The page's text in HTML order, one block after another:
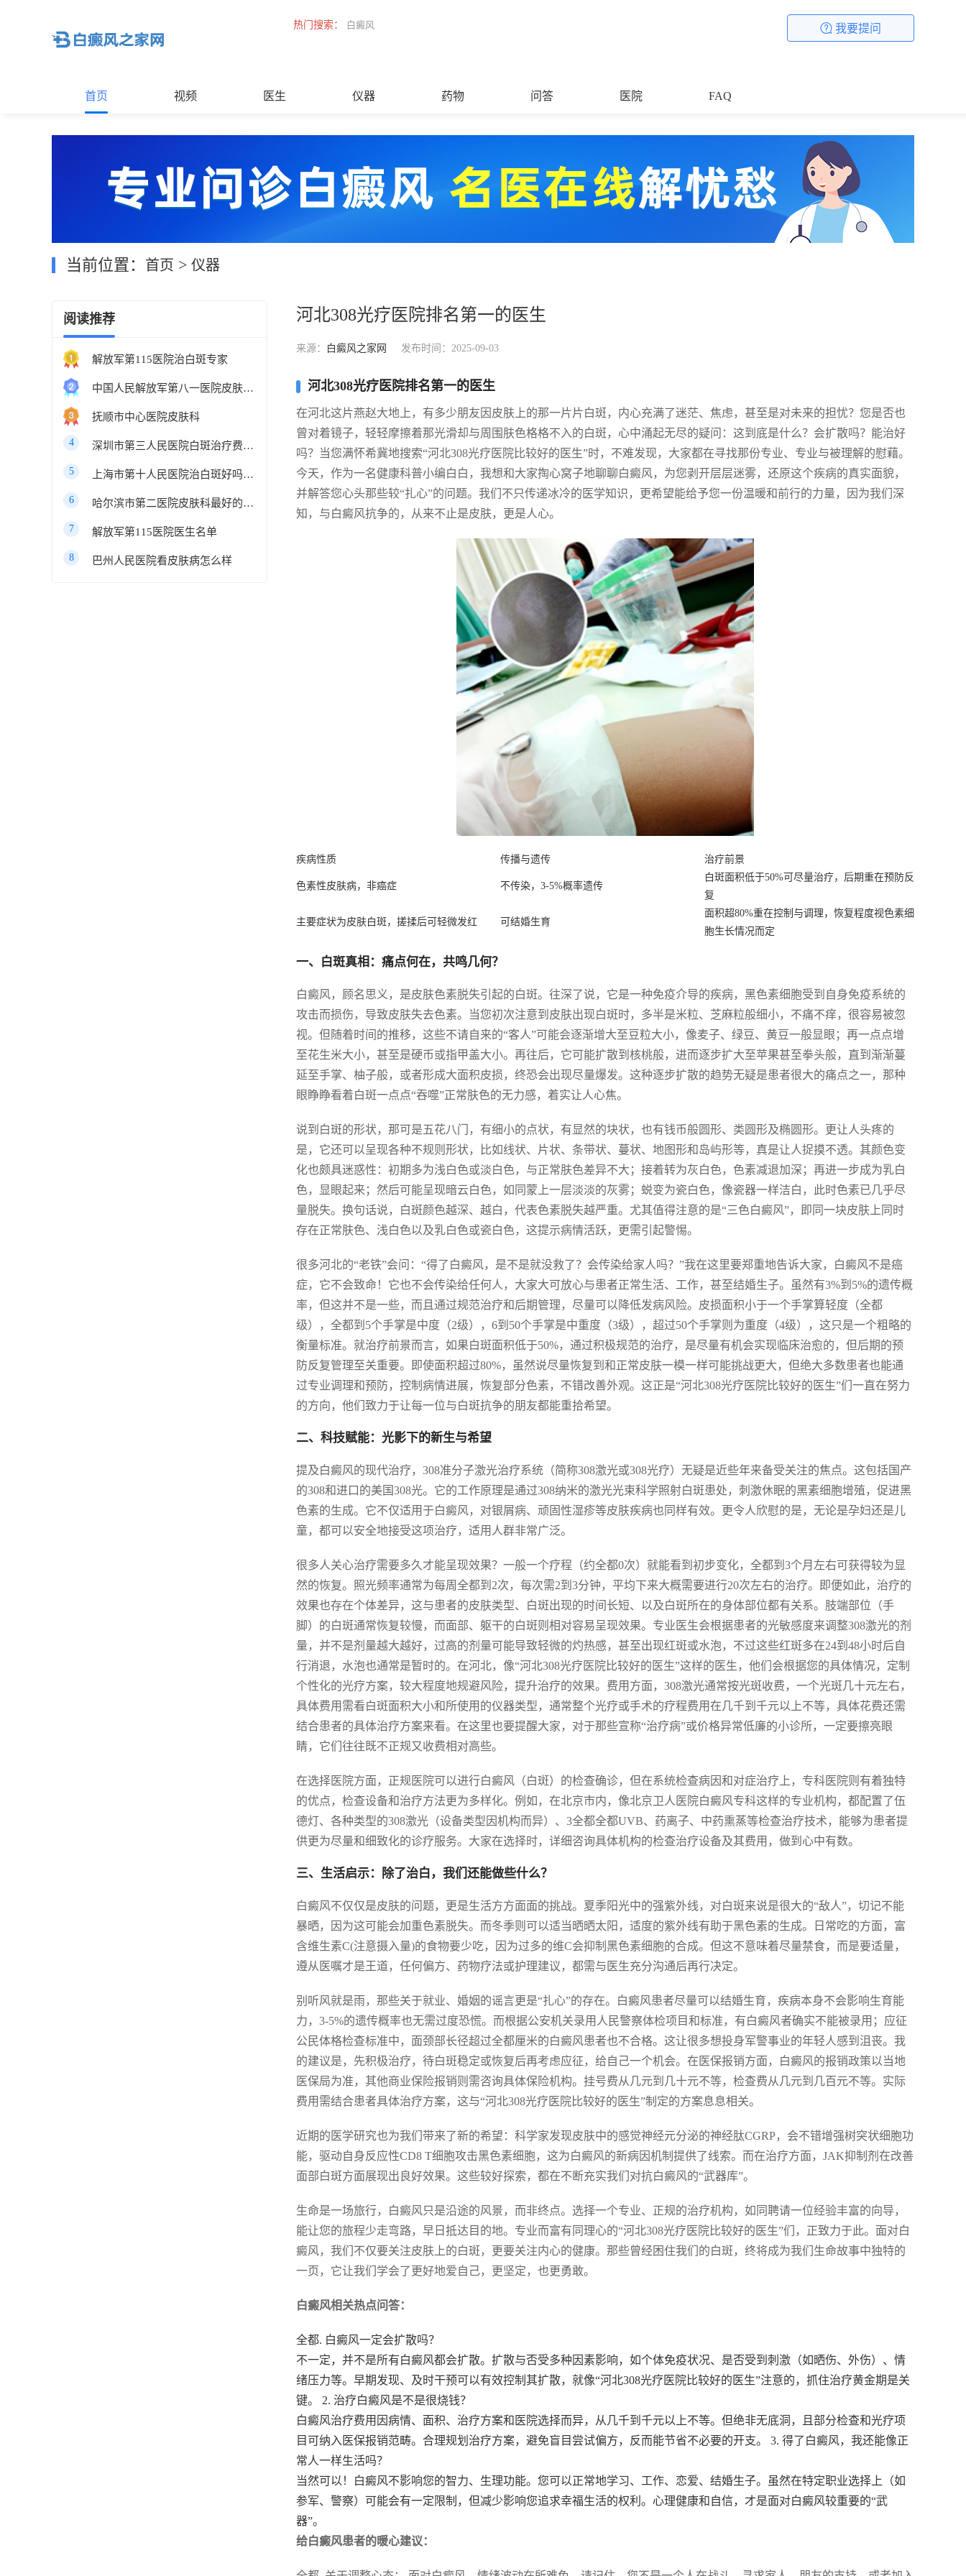
热门搜索： 白癜风 我要提问
首页 视频 医生 仪器 药物 问答 医院 FAQ
当前位置： 首页 > 仪器
阅读推荐
解放军第115医院治白斑专家
中国人民解放军第八一医院皮肤科最好的医生
抚顺市中心医院皮肤科
4 深圳市第三人民医院白斑治疗费用多少
5 上海市第十人民医院治白斑好吗知乎
6 哈尔滨市第二医院皮肤科最好的医生
7 解放军第115医院医生名单
8 巴州人民医院看皮肤病怎么样
河北308光疗医院排名第一的医生
来源： 白癜风之家网 发布时间：2025-09-03
河北308光疗医院排名第一的医生
在河北这片燕赵大地上，有多少朋友因皮肤上的那一片片白斑，内心充满了迷茫、焦虑，甚至是对未来的担忧？您是否也
曾对着镜子，轻轻摩擦着那光滑却与周围肤色格格不入的白斑，心中涌起无尽的疑问：这到底是什么？会扩散吗？能治好
吗？当您满怀希冀地搜索“河北308光疗医院比较好的医生”时，不难发现，大家都在寻找那份专业、专业与被理解的慰藉。
今天，作为一名健康科普小编白白，我想和大家掏心窝子地聊聊白癜风，为您剥开层层迷雾，还原这个疾病的真实面貌，
并解答您心头那些较“扎心”的问题。我们不只传递冰冷的医学知识，更希望能给予您一份温暖和前行的力量，因为我们深
知，与白癜风抗争的，从来不止是皮肤，更是人心。
疾病性质 传播与遗传 治疗前景
色素性皮肤病，非癌症 不传染，3-5%概率遗传
白斑面积低于50%可尽量治疗，后期重在预防反
复
主要症状为皮肤白斑，搓揉后可轻微发红 可结婚生育
面积超80%重在控制与调理，恢复程度视色素细
胞生长情况而定
一、白斑真相：痛点何在，共鸣几何？
白癜风，顾名思义，是皮肤色素脱失引起的白斑。往深了说，它是一种免疫介导的疾病，黑色素细胞受到自身免疫系统的
攻击而损伤，导致皮肤失去色素。当您初次注意到皮肤出现白斑时，多半是米粒、芝麻粒般细小，不痛不痒，很容易被忽
视。但随着时间的推移，这些不请自来的“客人”可能会逐渐增大至豆粒大小，像麦子、绿豆、黄豆一般显眼；再一点点增
至花生米大小，甚至是硬币或指甲盖大小。再往后，它可能扩散到核桃般，进而逐步扩大至苹果甚至拳头般，直到渐渐蔓
延至手掌、柚子般，或者形成大面积皮损，终恐会出现尽量爆发。这种逐步扩散的趋势无疑是患者很大的痛点之一，那种
眼睁睁看着白斑一点点“吞噬”正常肤色的无力感，着实让人心焦。
说到白斑的形状，那可是五花八门，有细小的点状，有显然的块状，也有钱币般圆形、类圆形及椭圆形。更让人头疼的
是，它还可以呈现各种不规则形状，比如线状、片状、条带状、蔓状、地图形和岛屿形等，真是让人捉摸不透。其颜色变
化也颇具迷惑性：初期多为浅白色或淡白色，与正常肤色差异不大；接着转为灰白色，色素减退加深；再进一步成为乳白
色，显眼起来；然后可能呈现暗云白色，如同蒙上一层淡淡的灰雾；蜕变为瓷白色，像瓷器一样洁白，此时色素已几乎尽
量脱失。换句话说，白斑颜色越深、越白，代表色素脱失越严重。尤其值得注意的是“三色白癜风”，即同一块皮肤上同时
存在正常肤色、浅白色以及乳白色或瓷白色，这提示病情活跃，更需引起警惕。
很多河北的“老铁”会问：“得了白癜风，是不是就没救了？会传染给家人吗？”我在这里要郑重地告诉大家，白癜风不是癌
症，它不会致命！它也不会传染给任何人，大家大可放心与患者正常生活、工作，甚至结婚生子。虽然有3%到5%的遗传概
率，但这并不是一些，而且通过规范治疗和后期管理，尽量可以降低发病风险。皮损面积小于一个手掌算轻度（全都
级），全都到5个手掌是中度（2级），6到50个手掌是中重度（3级），超过50个手掌则为重度（4级），这只是一个粗略的
衡量标准。就治疗前景而言，如果白斑面积低于50%，通过积极规范的治疗，是尽量有机会实现临床治愈的，但后期的预
防反复管理至关重要。即使面积超过80%，虽然说尽量恢复到和正常皮肤一模一样可能挑战更大，但绝大多数患者也能通
过专业调理和预防，控制病情进展，恢复部分色素，不错改善外观。这正是“河北308光疗医院比较好的医生”们一直在努力
的方向，他们致力于让每一位与白斑抗争的朋友都能重拾希望。
二、科技赋能：光影下的新生与希望
提及白癜风的现代治疗，308准分子激光治疗系统（简称308激光或308光疗）无疑是近些年来备受关注的焦点。这包括国产
的308和进口的美国308光。它的工作原理是通过308纳米的激光光束科学照射白斑患处，刺激休眠的黑素细胞增殖，促进黑
色素的生成。它不仅适用于白癜风，对银屑病、顽固性湿疹等皮肤疾病也同样有效。更令人欣慰的是，无论是孕妇还是儿
童，都可以安全地接受这项治疗，适用人群非常广泛。
很多人关心治疗需要多久才能呈现效果？一般一个疗程（约全都0次）就能看到初步变化，全都到3个月左右可获得较为显
然的恢复。照光频率通常为每周全都到2次，每次需2到3分钟，平均下来大概需要进行20次左右的治疗。即便如此，治疗的
效果也存在个体差异，这与患者的皮肤类型、白斑出现的时间长短、以及白斑所在的身体部位都有关系。肢端部位（手
脚）的白斑通常恢复较慢，而面部、躯干的白斑则相对容易呈现效果。专业医生会根据患者的光敏感度来调整308激光的剂
量，并不是剂量越大越好，过高的剂量可能导致轻微的灼热感，甚至出现红斑或水泡，不过这些红斑多在24到48小时后自
行消退，水泡也通常是暂时的。在河北，像“河北308光疗医院比较好的医生”这样的医生，他们会根据您的具体情况，定制
个性化的光疗方案，较大程度地规避风险，提升治疗的效果。费用方面，308激光通常按光斑收费，一个光斑几十元左右，
具体费用需看白斑面积大小和所使用的仪器类型，通常整个光疗或手术的疗程费用在几千到千元以上不等，具体花费还需
结合患者的具体治疗方案来看。在这里也要提醒大家，对于那些宣称“治疗病”或价格异常低廉的小诊所，一定要擦亮眼
睛，它们往往既不正规又收费相对高些。
在选择医院方面，正规医院可以进行白癜风（白斑）的检查确诊，但在系统检查病因和对症治疗上，专科医院则有着独特
的优点，检查设备和治疗方法更为多样化。例如，在北京市内，像北京卫人医院白癜风专科这样的专业机构，都配置了伍
德灯、各种类型的308激光（设备类型因机构而异）、3全都全都UVB、药离子、中药熏蒸等检查治疗技术，能够为患者提
供更为尽量和细致化的诊疗服务。大家在选择时，详细咨询具体机构的检查治疗设备及其费用，做到心中有数。
三、生活启示：除了治白，我们还能做些什么？
白癜风不仅仅是皮肤的问题，更是生活方方面面的挑战。夏季阳光中的强紫外线，对白斑来说是很大的“敌人”，切记不能
暴晒，因为这可能会加重色素脱失。而冬季则可以适当晒晒太阳，适度的紫外线有助于黑色素的生成。日常吃的方面，富
含维生素C(注意摄入量)的食物要少吃，因为过多的维C会抑制黑色素细胞的合成。但这不意味着尽量禁食，而是要适量，
遵从医嘱才是王道，任何偏方、药物疗法或护理建议，都需与医生充分沟通后再行决定。
别听风就是雨，那些关于就业、婚姻的谣言更是“扎心”的存在。白癜风患者尽量可以结婚生育，疾病本身不会影响生育能
力，3-5%的遗传概率也无需过度恐慌。而根据公安机关录用人民警察体检项目和标准，有白癜风者确实不能被录用；应征
公民体格检查标准中，面颈部长径超过全都厘米的白癜风患者也不合格。这让很多想投身军警事业的年轻人感到沮丧。我
的建议是，先积极治疗，待白斑稳定或恢复后再考虑应征，给自己一个机会。在医保报销方面，白癜风的报销政策以当地
医保局为准，其他商业保险报销则需咨询具体保险机构。挂号费从几元到几十元不等，检查费从几元到几百元不等。实际
费用需结合患者具体治疗方案，这与“河北308光疗医院比较好的医生”制定的方案息息相关。
近期的医学研究也为我们带来了新的希望：科学家发现皮肤中的感觉神经元分泌的神经肽CGRP，会不错增强树突状细胞功
能，驱动自身反应性CD8 T细胞攻击黑色素细胞，这为白癜风的新病因机制提供了线索。而在治疗方面，JAK抑制剂在改善
面部白斑方面展现出良好效果。这些较好探索，都在不断充实我们对抗白癜风的“武器库”。
生命是一场旅行，白癜风只是沿途的风景，而非终点。选择一个专业、正规的治疗机构，如同聘请一位经验丰富的向导，
能让您的旅程少走弯路，早日抵达目的地。专业而富有同理心的“河北308光疗医院比较好的医生”们，正致力于此。面对白
癜风，我们不仅要关注皮肤上的白斑，更要关注内心的健康。那些曾经困住我们的白斑，终将成为我们生命故事中独特的
一页，它让我们学会了更好地爱自己，更坚定，也更勇敢。
白癜风相关热点问答：
全都. 白癜风一定会扩散吗？
不一定，并不是所有白癜风都会扩散。扩散与否受多种因素影响，如个体免疫状况、是否受到刺激（如晒伤、外伤）、情
绪压力等。早期发现、及时干预可以有效控制其扩散，就像“河北308光疗医院比较好的医生”注意的，抓住治疗黄金期是关
键。 2. 治疗白癜风是不是很烧钱？
白癜风治疗费用因病情、面积、治疗方案和医院选择而异，从几千到千元以上不等。但绝非无底洞，且部分检查和光疗项
目可纳入医保报销范畴。合理规划治疗方案，避免盲目尝试偏方，反而能节省不必要的开支。 3. 得了白癜风，我还能像正
常人一样生活吗？
当然可以！白癜风不影响您的智力、生理功能。您可以正常地学习、工作、恋爱、结婚生子。虽然在特定职业选择上（如
参军、警察）可能会有一定限制，但减少影响您追求幸福生活的权利。心理健康和自信，才是面对白癜风较重要的“武
器”。
给白癜风患者的暖心建议：